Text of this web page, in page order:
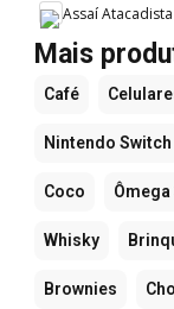
Assaí Atacadista
Mais
Café
Nintendo Switch
Coco Ômega
Whisky
Brownies